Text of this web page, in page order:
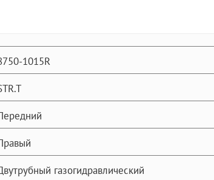
1015R
газогидравлический